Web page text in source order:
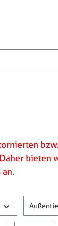
beträgt 0,00 €.
bieten